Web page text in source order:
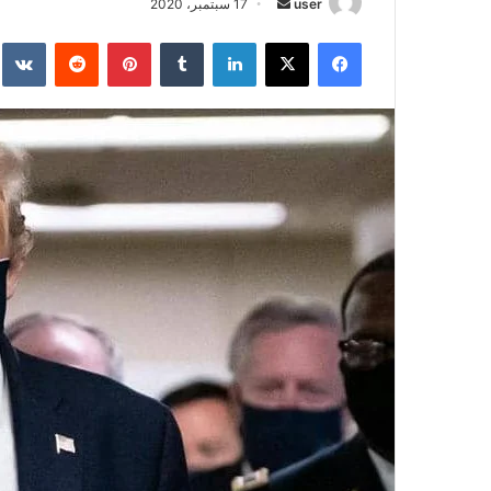
user 17 سبتمبر، 2020
فيسبوك ‫X لينكدإن بينتيريست